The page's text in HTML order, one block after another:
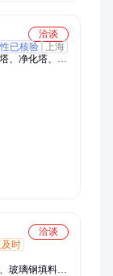
洽谈
已核验
上海
、净化塔、烟
销洗涤塔、玻
道、集气罩、
盖板、废气收
洽谈
及时
玻璃钢填料、